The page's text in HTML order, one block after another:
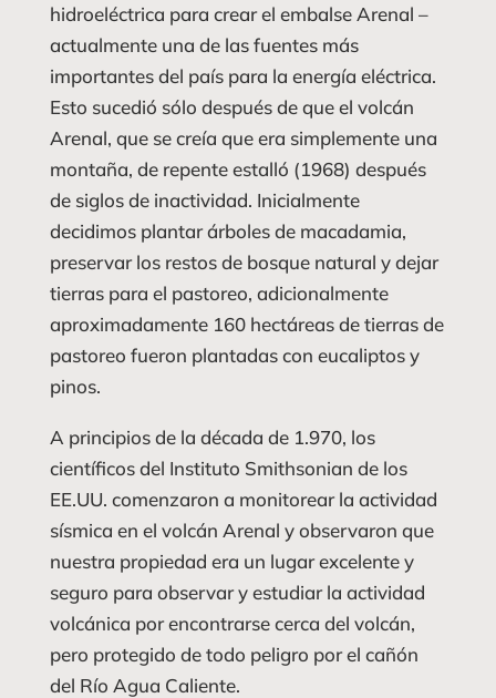
hidroeléctrica para crear el embalse Arenal –
actualmente una de las fuentes más
importantes del país para la energía eléctrica.
Esto sucedió sólo después de que el volcán
Arenal, que se creía que era simplemente una
montaña, de repente estalló (1968) después
de siglos de inactividad. Inicialmente
decidimos plantar árboles de macadamia,
preservar los restos de bosque natural y dejar
tierras para el pastoreo, adicionalmente
aproximadamente 160 hectáreas de tierras de
pastoreo fueron plantadas con eucaliptos y
pinos.
A principios de la década de 1.970, los
científicos del Instituto Smithsonian de los
EE.UU. comenzaron a monitorear la actividad
sísmica en el volcán Arenal y observaron que
nuestra propiedad era un lugar excelente y
seguro para observar y estudiar la actividad
volcánica por encontrarse cerca del volcán,
pero protegido de todo peligro por el cañón
del Río Agua Caliente.